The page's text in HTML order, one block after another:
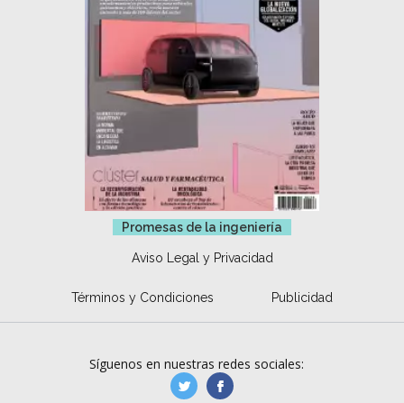
Promesas de la ingeniería
Aviso Legal y Privacidad
Términos y Condiciones Publicidad
Síguenos en nuestras redes sociales:
manufacturaGE